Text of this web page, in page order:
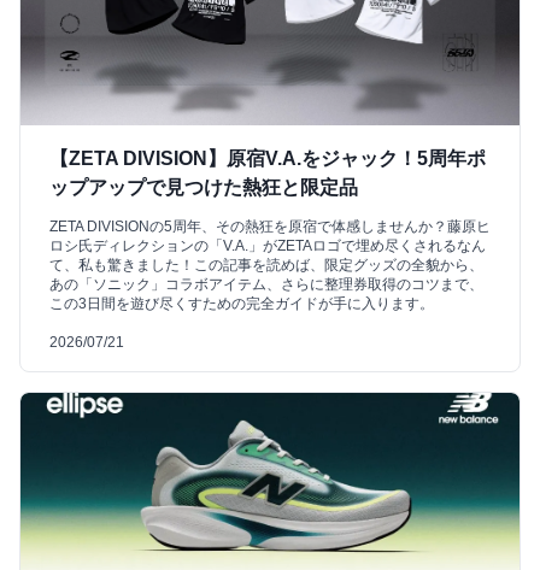
【ZETA DIVISION】原宿V.A.をジャック！5周年ポ
ップアップで見つけた熱狂と限定品
ZETA DIVISIONの5周年、その熱狂を原宿で体感しませんか？藤原ヒ
ロシ氏ディレクションの「V.A.」がZETAロゴで埋め尽くされるなん
て、私も驚きました！この記事を読めば、限定グッズの全貌から、
あの「ソニック」コラボアイテム、さらに整理券取得のコツまで、
この3日間を遊び尽くすための完全ガイドが手に入ります。
2026/07/21